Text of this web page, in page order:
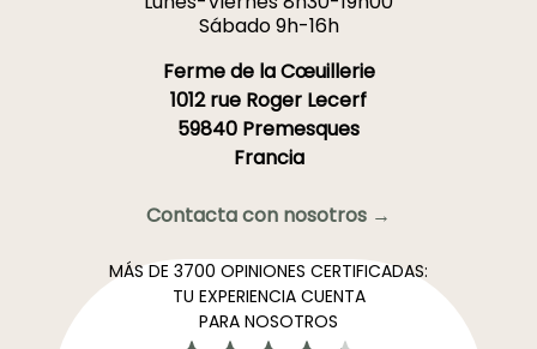
Sábado 9h-16h
Ferme de la Cœuillerie
1012 rue Roger Lecerf
59840 Premesques
Francia
Contacta con nosotros →
MÁS DE 3700 OPINIONES CERTIFICADAS:
TU EXPERIENCIA CUENTA
PARA NOSOTROS